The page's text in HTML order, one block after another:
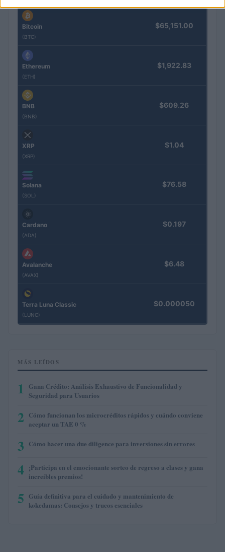
Bitcoin
(BTC)
$65,151.00
Ethereum
(ETH)
$1,922.83
BNB
(BNB)
$609.26
XRP
(XRP)
$1.04
Solana
(SOL)
$76.58
Cardano
(ADA)
$0.197
Avalanche
(AVAX)
$6.48
Terra Luna Classic
(LUNC)
$0.000050
MÁS LEÍDOS
1
Gana Crédito: Análisis Exhaustivo de Funcionalidad y
Seguridad para Usuarios
2 Cómo funcionan los microcréditos rápidos y cuándo conviene
aceptar un TAE 0 %
3 Cómo hacer una due diligence para inversiones sin errores
4 ¡Participa en el emocionante sorteo de regreso a clases y gana
increíbles premios!
5 Guía definitiva para el cuidado y mantenimiento de
kokedamas: Consejos y trucos esenciales